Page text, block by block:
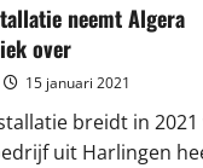
neemt Algera
over
15 januari 2021
breidt in
uit Harlingen